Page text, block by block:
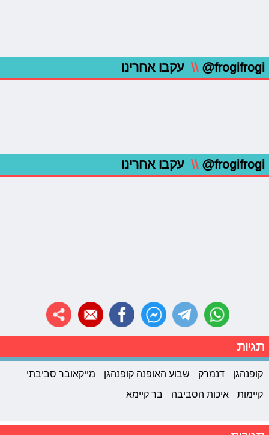
@frogifrogi
\\ עקבו אחרינו
@frogifrogi
\\ עקבו אחרינו
תגיות
קופנהגן דנמרק שבוע האופנה קופנהגן
מייקאובר סביבתי
קיימות
איכות הסביבה בר קיימא